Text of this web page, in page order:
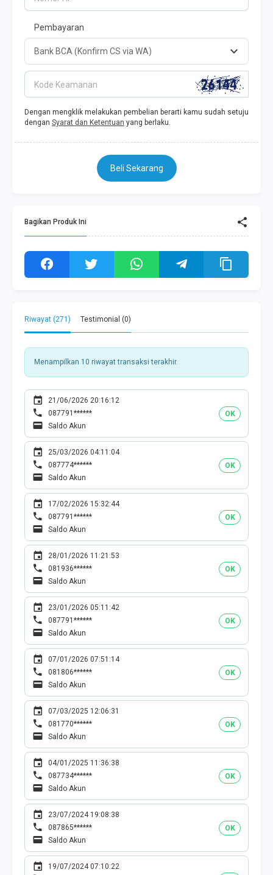
Pembayaran
Kode Keamanan
Dengan mengklik melakukan pembelian berarti kamu sudah setuju
dengan Syarat dan Ketentuan yang berlaku.
Beli Sekarang
Bagikan Produk Ini
Riwayat (271) Testimonial (0)
Menampilkan 10 riwayat transaksi terakhir.
OK
21/06/2026 20:16:12
087791******
Saldo Akun
OK
25/03/2026 04:11:04
087774******
Saldo Akun
OK
17/02/2026 15:32:44
087791******
Saldo Akun
OK
28/01/2026 11:21:53
081936******
Saldo Akun
OK
23/01/2026 05:11:42
087791******
Saldo Akun
OK
07/01/2026 07:51:14
081806******
Saldo Akun
OK
07/03/2025 12:06:31
081770******
Saldo Akun
OK
04/01/2025 11:36:38
087734******
Saldo Akun
OK
23/07/2024 19:08:38
087865******
Saldo Akun
19/07/2024 07:10:22